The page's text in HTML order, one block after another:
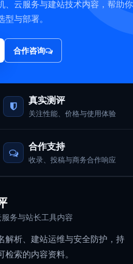
、云服务与建站技术内容，帮助你
与部署。
合作咨询
真实测评
关注性能、价格与使用体验
合作支持
收录、投稿与商务合作响应
务与站长工具内容
解析、建站运维与安全防护，持
索的内容资料。